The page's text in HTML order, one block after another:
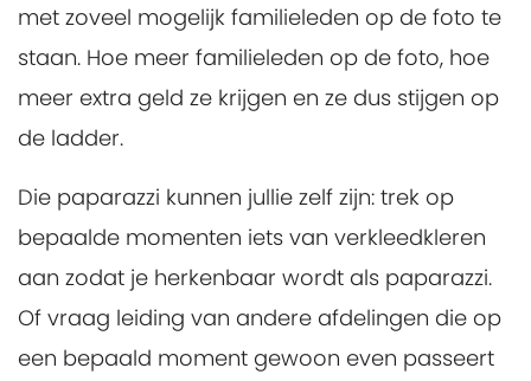
met zoveel mogelijk familieleden op de foto te
staan. Hoe meer familieleden op de foto, hoe
meer extra geld ze krijgen en ze dus stijgen op
de ladder.
Die paparazzi kunnen jullie zelf zijn: trek op
bepaalde momenten iets van verkleedkleren
aan zodat je herkenbaar wordt als paparazzi.
Of vraag leiding van andere afdelingen die op
een bepaald moment gewoon even passeert